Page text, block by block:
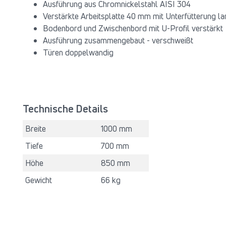
Ausführung aus Chromnickelstahl AISI 304
Verstärkte Arbeitsplatte 40 mm mit Unterfütterung
Bodenbord und Zwischenbord mit U-Profil verstärkt
Ausführung zusammengebaut - verschweißt
Türen doppelwandig
Technische Details
Breite
1000 mm
Tiefe
700 mm
Höhe
850 mm
Gewicht
66 kg